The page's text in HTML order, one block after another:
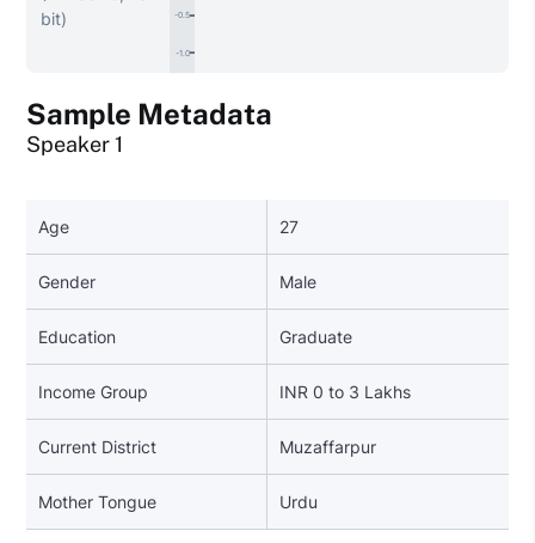
bit)
-0.5
-1.0
Sample Metadata
Speaker 1
Age 27
Gender Male
Education Graduate
Income Group INR 0 to 3 Lakhs
Current District Muzaffarpur
Mother Tongue Urdu